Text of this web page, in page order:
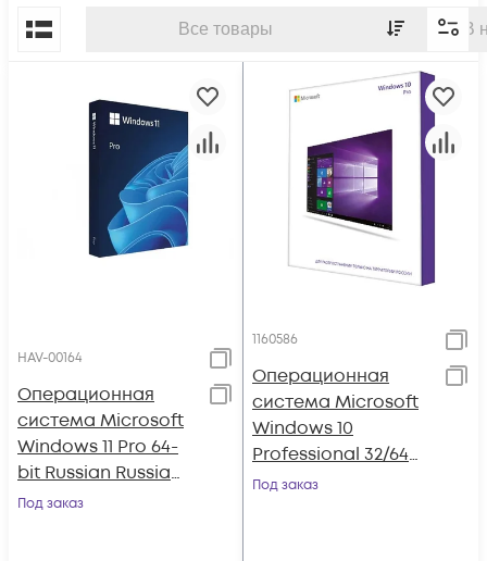
Все товары В
По популярности
HAV-00164
Операционная
система Microsoft
Windows 11 Pro 64-
bit Russian Russia
Only USB
Под заказ
1160586
Операционная
система Microsoft
Windows 10
Professional 32/64
bit SP2 Rus Only USB
Под заказ